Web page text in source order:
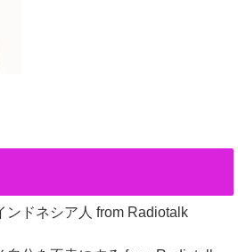
ンドネシア人 from Radiotalk